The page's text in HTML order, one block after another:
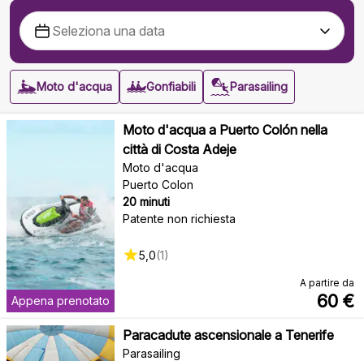
Moto d'acqua Gonfiabili Parasailing
Appena prenotato
Moto d'acqua a Puerto Colón nella
città di Costa Adeje
Moto d'acqua
Puerto Colon
20 minuti
Patente non richiesta
5,0(1)
A partire da
60 €
Paracadute ascensionale a Tenerife
Parasailing